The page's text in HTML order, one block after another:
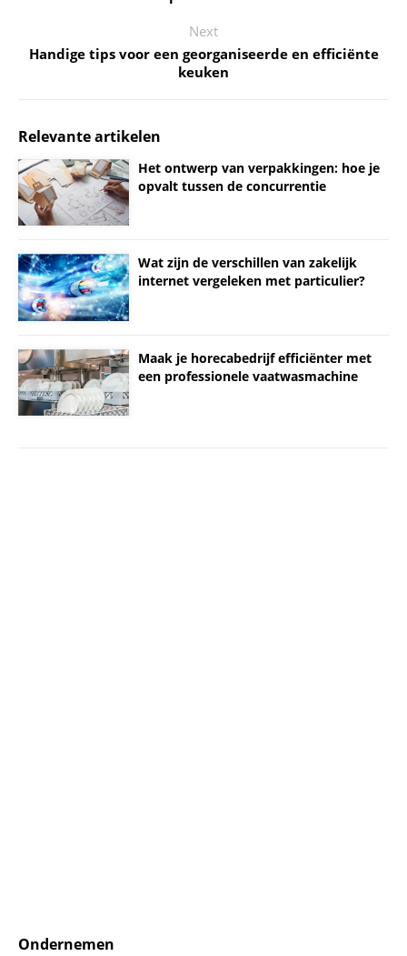
Next
Handige tips voor een georganiseerde en efficiënte
keuken
Relevante artikelen
Het ontwerp van verpakkingen: hoe je
opvalt tussen de concurrentie
Wat zijn de verschillen van zakelijk
internet vergeleken met particulier?
Maak je horecabedrijf efficiënter met
een professionele vaatwasmachine
Ondernemen